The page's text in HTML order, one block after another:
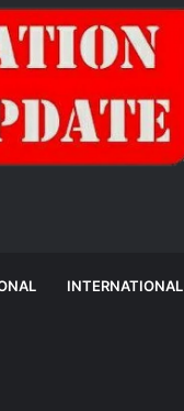
INTERNATIONAL